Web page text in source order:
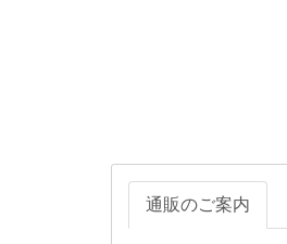
通販のご案内